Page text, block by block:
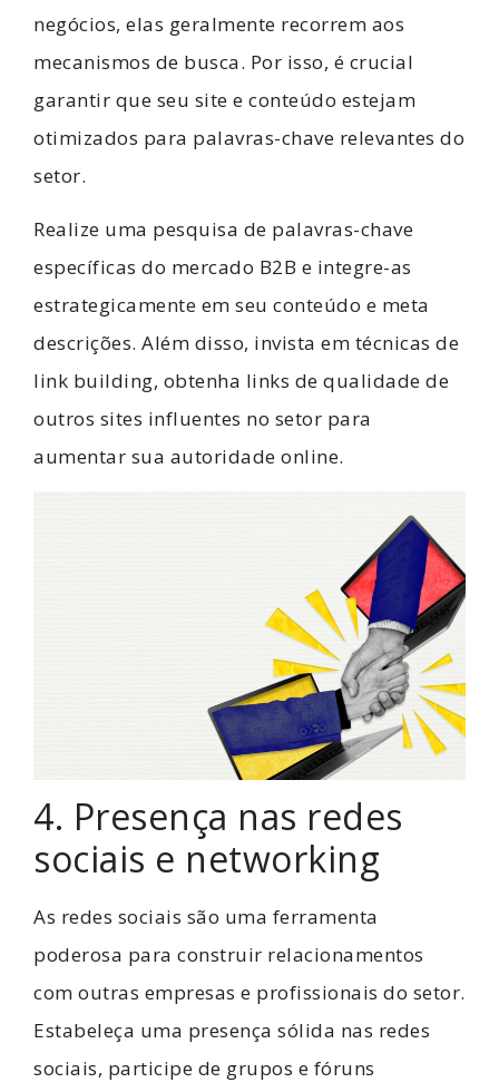
negócios, elas geralmente recorrem aos
mecanismos de busca. Por isso, é crucial
garantir que seu site e conteúdo estejam
otimizados para palavras-chave relevantes do
setor.
Realize uma pesquisa de palavras-chave
específicas do mercado B2B e integre-as
estrategicamente em seu conteúdo e meta
descrições. Além disso, invista em técnicas de
link building, obtenha links de qualidade de
outros sites influentes no setor para
aumentar sua autoridade online.
4. Presença nas redes
sociais e networking
As redes sociais são uma ferramenta
poderosa para construir relacionamentos
com outras empresas e profissionais do setor.
Estabeleça uma presença sólida nas redes
sociais, participe de grupos e fóruns